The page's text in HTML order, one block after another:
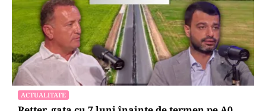
ACTUALITATE